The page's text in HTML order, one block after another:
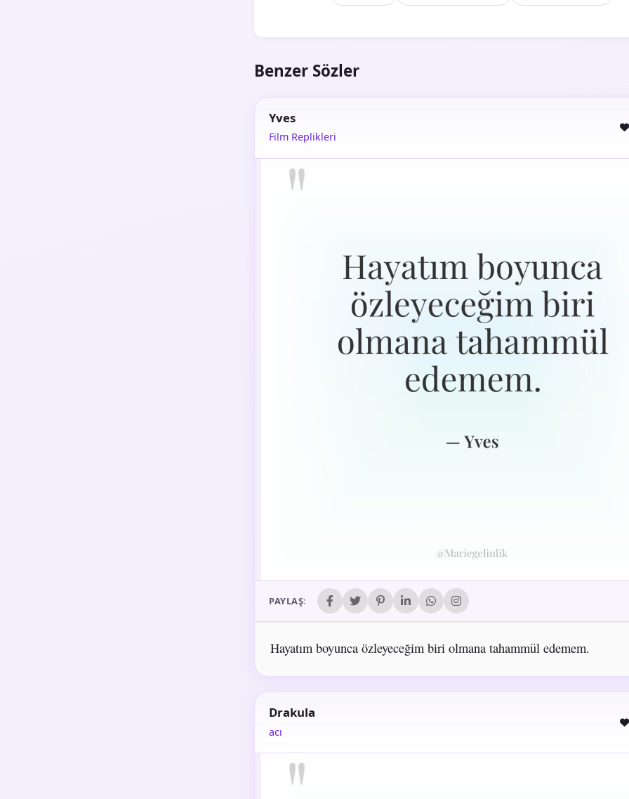
Benzer Sözler
Yves
Film Replikleri
PAYLAŞ:
Hayatım boyunca özleyeceğim biri olmana tahammül edemem.
Drakula
acı